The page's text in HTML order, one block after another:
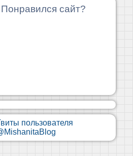
Понравился сайт?
пользователя